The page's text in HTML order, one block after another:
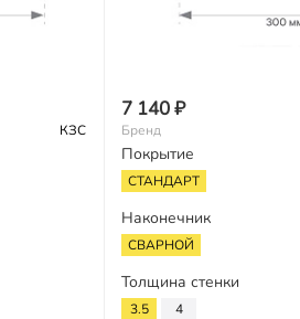
КЗС
7 140 ₽
Бренд
Покрытие
СТАНДАРТ
Наконечник
СВАРНОЙ
Толщина стенки
3.5 4